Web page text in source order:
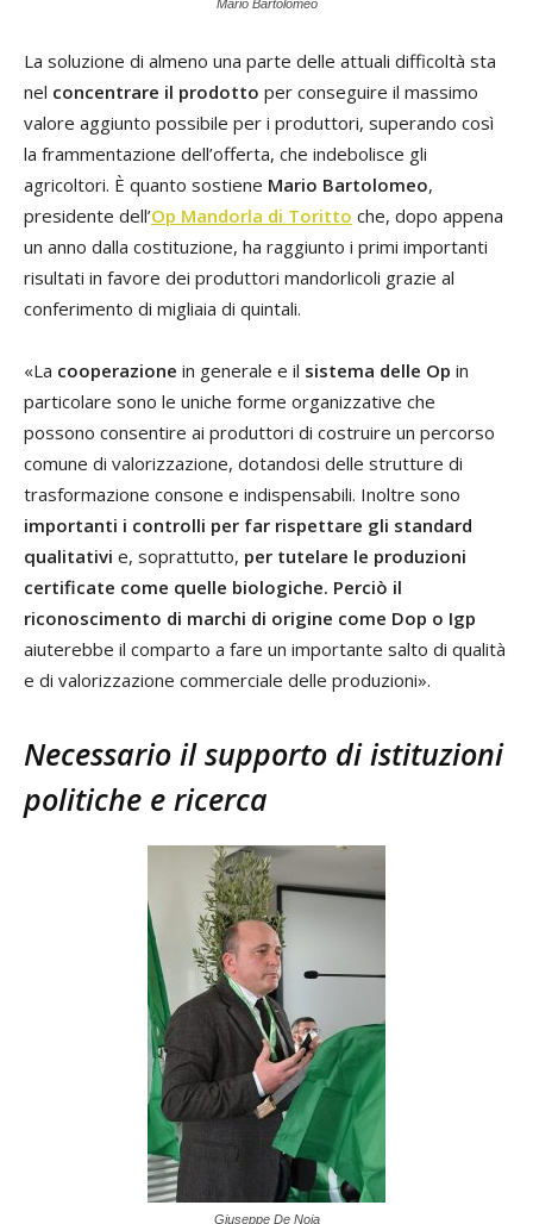
Mario Bartolomeo
La soluzione di almeno una parte delle attuali difficoltà sta
nel concentrare il prodotto per conseguire il massimo
valore aggiunto possibile per i produttori, superando così
la frammentazione dell’offerta, che indebolisce gli
agricoltori. È quanto sostiene Mario Bartolomeo,
presidente dell’Op Mandorla di Toritto che, dopo appena
un anno dalla costituzione, ha raggiunto i primi importanti
risultati in favore dei produttori mandorlicoli grazie al
conferimento di migliaia di quintali.
«La cooperazione in generale e il sistema delle Op in
particolare sono le uniche forme organizzative che
possono consentire ai produttori di costruire un percorso
comune di valorizzazione, dotandosi delle strutture di
trasformazione consone e indispensabili. Inoltre sono
importanti i controlli per far rispettare gli standard
qualitativi e, soprattutto, per tutelare le produzioni
certificate come quelle biologiche. Perciò il
riconoscimento di marchi di origine come Dop o Igp
aiuterebbe il comparto a fare un importante salto di qualità
e di valorizzazione commerciale delle produzioni».
Necessario il supporto di istituzioni
politiche e ricerca
Giuseppe De Noia